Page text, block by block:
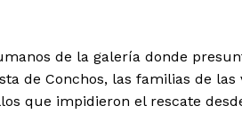
Querétaro
Nayarit
de la galería donde
de Conchos, las familias de
que impidieron el rescate